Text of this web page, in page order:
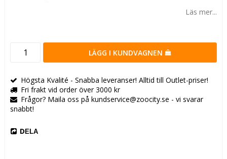
Läs mer...
LÄGG I KUNDVAGNEN
Högsta Kvalité - Snabba leveranser! Alltid till Outlet-priser!
Fri frakt vid order över 3000 kr
Frågor? Maila oss på kundservice@zoocity.se - vi svarar
snabbt!
DELA